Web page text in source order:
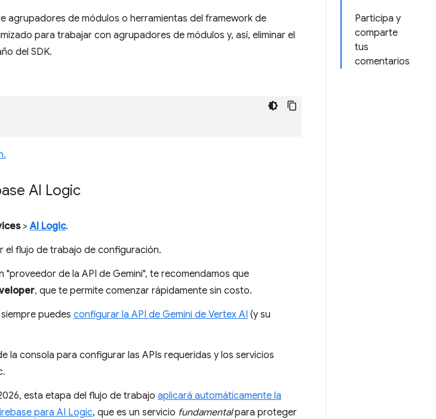
Participa y
comparte
tus
comentarios
agrupadores de módulos o herramientas del framework de
para trabajar con agrupadores de módulos y, así, eliminar el
del SDK.
AI Logic
>AI Logic.
el flujo de trabajo de configuración.
"proveedor de la API de Gemini", te recomendamos que
, que te permite comenzar rápidamente sin costo.
puedes configurar la API de Gemini de Vertex AI (y su
la consola para configurar las APIs requeridas y los servicios
esta etapa del flujo de trabajo aplicará automáticamente la
para AI Logic, que es un servicio fundamentalpara proteger